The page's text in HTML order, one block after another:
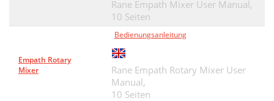
Rane Empath Mixer User Manual,
10 Seiten
Empath Rotary
Mixer
Bedienungsanleitung
Rane Empath Rotary Mixer User
Manual,
10 Seiten